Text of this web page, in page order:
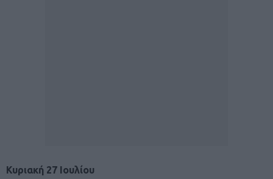
Κυριακή 27 Ιουλίου